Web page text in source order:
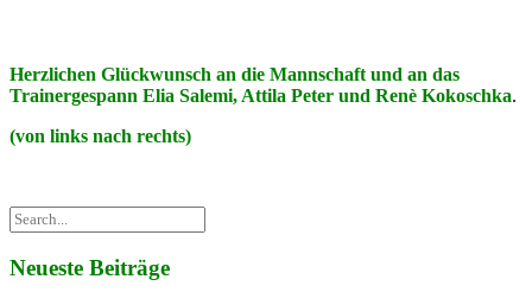
Herzlichen Glückwunsch an die Mannschaft und an das
Trainergespann Elia Salemi, Attila Peter und Renè Kokoschka.
(von links nach rechts)
Neueste Beiträge